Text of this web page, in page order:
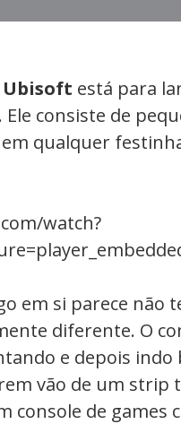
Ubisoft está para
. Ele consiste de
qualquer
watch?
em si parece não
diferente. O
e depois indo
vão de um strip
console de games